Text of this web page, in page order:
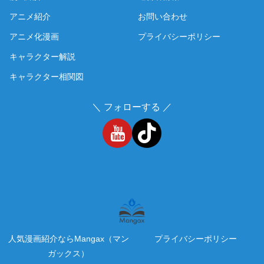
アニメ紹介
アニメ化漫画
キャラクター解説
キャラクター相関図
お問い合わせ
プライバシーポリシー
＼ フォローする ／
人気漫画紹介ならMangax（マン
ガックス）
プライバシーポリシー